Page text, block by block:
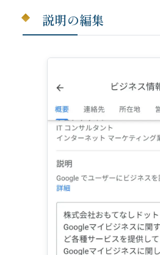
説明の編集